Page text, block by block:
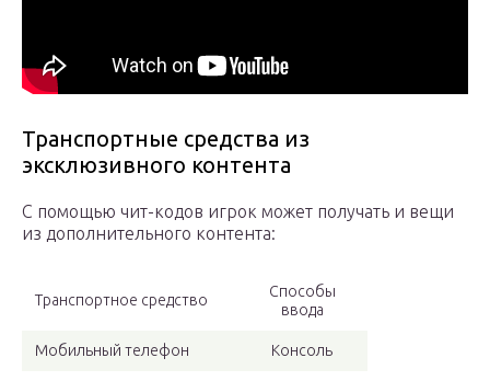
Транспортные средства из
эксклюзивного контента
С помощью чит-кодов игрок может получать и вещи
из дополнительного контента:
Транспортное средство
Способы
ввода
Мобильный телефон Консоль